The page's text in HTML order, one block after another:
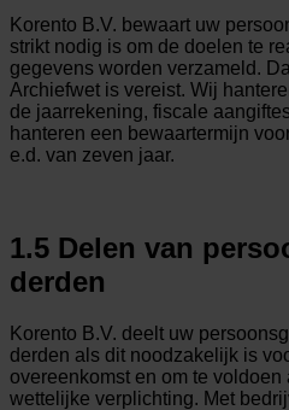
Korento B.V. bewaart uw
strikt nodig is om de doelen te
gegevens worden verzameld.
Archiefwet is vereist. Wij
de jaarrekening, fiscale
hanteren een bewaartermijn
e.d. van zeven jaar.
1.5 Delen van
derden
Korento B.V. deelt uw
derden als dit noodzakelijk is
overeenkomst en om te
wettelijke verplichting. Met